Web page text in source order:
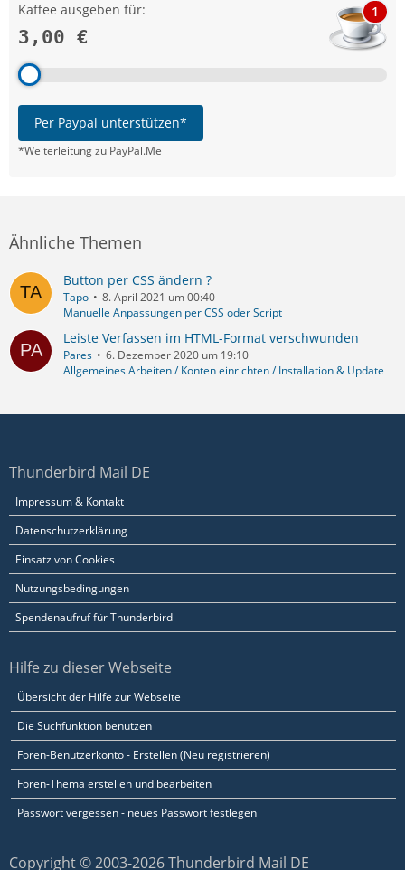
Kaffee ausgeben für:
3,00 €
1
Per Paypal unterstützen*
*Weiterleitung zu PayPal.Me
Ähnliche Themen
Button per CSS ändern ?
Tapo
8. April 2021 um 00:40
Manuelle Anpassungen per CSS oder Script
Leiste Verfassen im HTML-Format verschwunden
Pares
6. Dezember 2020 um 19:10
Allgemeines Arbeiten / Konten einrichten / Installation & Update
Thunderbird Mail DE
Impressum & Kontakt
Datenschutzerklärung
Einsatz von Cookies
Nutzungsbedingungen
Spendenaufruf für Thunderbird
Hilfe zu dieser Webseite
Übersicht der Hilfe zur Webseite
Die Suchfunktion benutzen
Foren-Benutzerkonto - Erstellen (Neu registrieren)
Foren-Thema erstellen und bearbeiten
Passwort vergessen - neues Passwort festlegen
Copyright © 2003-2026 Thunderbird Mail DE